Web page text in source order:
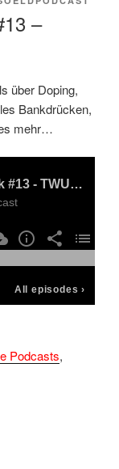
–
über Doping,
Bankdrücken,
mehr…
Podcasts,